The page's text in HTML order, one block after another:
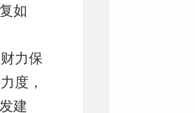
如
力保
度，
建